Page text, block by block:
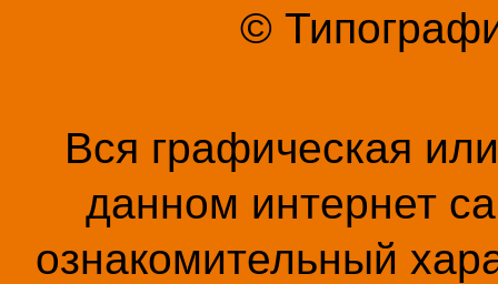
©
Вся графическая
данном интернет
ознакомительный